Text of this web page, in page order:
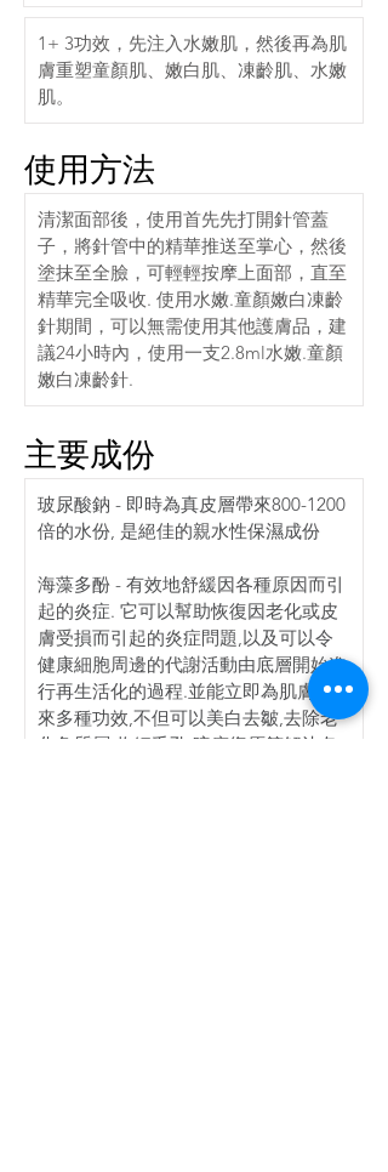
1+ 3功效，先注入水嫩肌，然後再為肌
膚重塑童顏肌、嫩白肌、凍齡肌、水嫩
肌。
使用方法
清潔面部後，使用首先先打開針管蓋
子，將針管中的精華推送至掌心，然後
塗抹至全臉，可輕輕按摩上面部，直至
精華完全吸收. 使用水嫩.童顏嫩白凍齡
針期間，可以無需使用其他護膚品，建
議24小時內，使用一支2.8ml水嫩.童顏
嫩白凍齡針.
主要成份
玻尿酸鈉 - 即時為真皮層帶來800-1200
倍的水份, 是絕佳的親水性保濕成份
海藻多酚 - 有效地舒緩因各種原因而引
起的炎症. 它可以幫助恢復因老化或皮
膚受損而引起的炎症問題,以及可以令
健康細胞周邊的代謝活動由底層開始進
行再生活化的過程.並能立即為肌膚帶
來多種功效,不但可以美白去皺,去除老
化角質層,收細毛孔,暗瘡復原等解決各